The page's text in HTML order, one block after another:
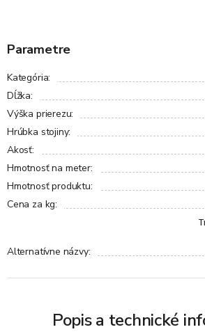
Parametre
Kategória:
Dĺžka:
Výška prierezu:
Hrúbka stojiny:
Akosť:
Hmotnosť na meter:
Hmotnosť produktu:
Cena za kg:
Alternatívne názvy:
Popis a technické